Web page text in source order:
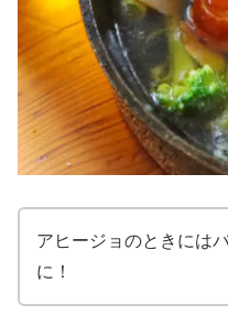
アヒージョのときには
に！